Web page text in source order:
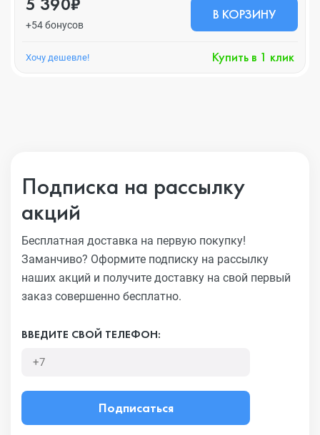
+54 бонусов
В КОРЗИНУ
Хочу дешевле! Купить в 1 клик
Подписка на рассылку
акций
Бесплатная доставка на первую покупку!
Заманчиво? Оформите подписку на рассылку
наших акций и получите доставку на свой первый
заказ совершенно бесплатно.
ВВЕДИТЕ СВОЙ ТЕЛЕФОН:
Подписаться